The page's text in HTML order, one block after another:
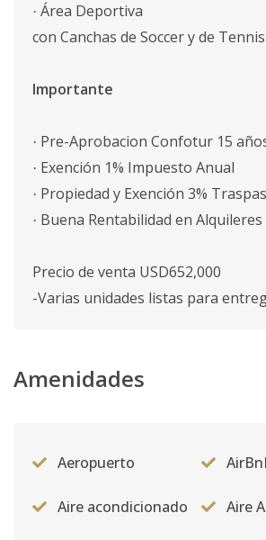
· Área Deportiva
con Canchas de Soccer y de Tennis
Importante
· Pre-Aprobacion Confotur 15
· Exención 1% Impuesto Anual
· Propiedad y Exención 3%
· Buena Rentabilidad en Alquileres
Precio de venta USD652,000
-Varias unidades listas para
Amenidades
Aeropuerto
Aire acondicionado Aire